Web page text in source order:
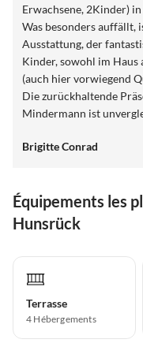
Erwachsene, 2Kinder) in der alten Molkerei gemacht.
Was besonders auffällt,
Ausstattung, der fantastische
Kinder, sowohl im Haus
(auch hier vorwiegend
Die zurückhaltende
Mindermann ist
spürt im gesamten Ambiente, dass es sehr pfleglich
großzügig, Es fehlt an
Dinge ist gedacht! Das
Brigitte Conrad
Équipements les
Hunsrück
Terrasse
4 Hébergements